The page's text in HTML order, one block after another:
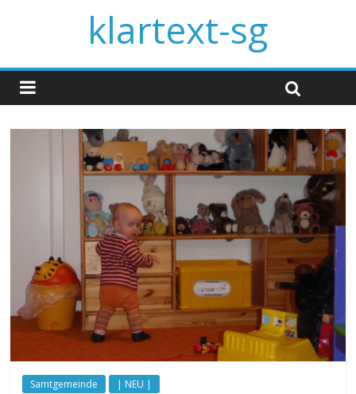
klartext-sg
Samtgemeinde | NEU |